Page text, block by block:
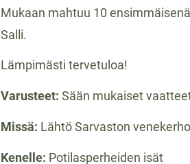
Mukaan mahtuu 10
Salli.
Lämpimästi tervetuloa!
Varusteet: Sään mukaiset
Missä: Lähtö Sarvaston
Kenelle: Potilasperheiden isät